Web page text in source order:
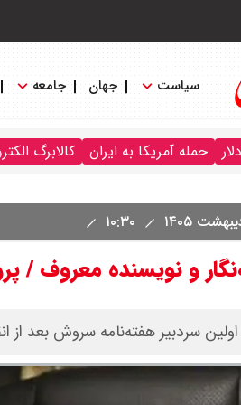
سیاست جهان جامعه
حمله آمریکا به ایران کالابرگ
و نویسنده معروف /
سردبیر هفته‌نامه سروش بعد از انقلاب